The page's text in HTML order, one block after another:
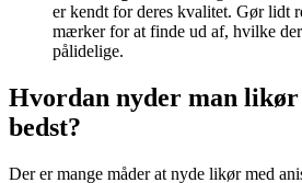
er kendt for deres kvalitet. Gør lidt
mærker for at finde ud af, hvilke
pålidelige.
Hvordan nyder man likør
bedst?
Der er mange måder at nyde likør med